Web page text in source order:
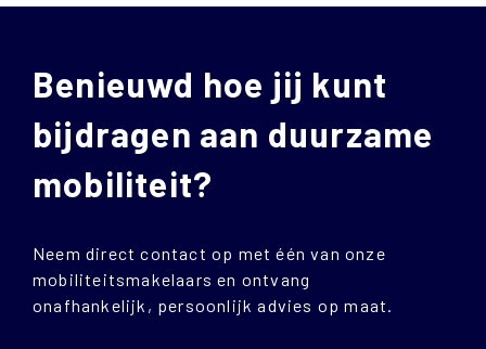
Benieuwd hoe jij kunt
bijdragen aan duurzame
mobiliteit?
Neem direct contact op met één van onze
mobiliteitsmakelaars en ontvang
onafhankelijk, persoonlijk advies op maat.